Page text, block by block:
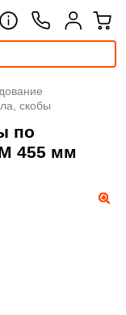
скобы
по
455 мм